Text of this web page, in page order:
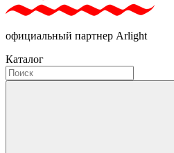
официальный партнер Arlight
Каталог